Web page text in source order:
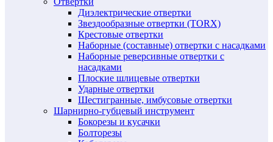
Диэлектрические отвертки
Звездообразные отвертки (TORX)
Крестовые отвертки
Наборные (составные) отвертки с насадками
Наборные реверсивные отвертки с
насадками
Плоские шлицевые отвертки
Ударные отвертки
Шестигранные, имбусовые отвертки
Шарнирно-губцевый инструмент
Бокорезы и кусачки
Болторезы